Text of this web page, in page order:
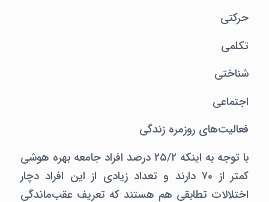
حرکتی
تکلمی
شناختی
اجتماعی
فعالیت‌های روزمره زندگی
با توجه به اینکه ۲۵/۲ درصد افراد جامعه بهره هوشی
کمتر از ۷۰ دارند و تعداد زیادی از این افراد دچار
اختلالات تطابقی هم هستند که تعریف عقب‌ماندگی